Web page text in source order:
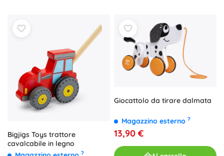
Bigjigs Toys trattore
cavalcabile in legno
?
Giocattolo da tirare dalmata
Magazzino esterno ?
13,90 €